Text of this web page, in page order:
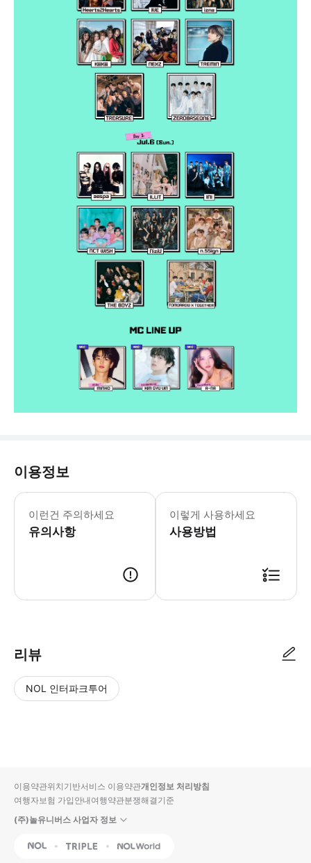
이용정보
이런건 주의하세요
유의사항
📢 예약 확정 후 취소 및 환불이 불가
이렇게 사용하세요
사용방법
리뷰
NOL 인터파크투어
입니
다.
순
상
이용약관위치기반서비스 이용약관개인정보 처리방침
여행자보험 가입안내여행약관분쟁해결기준
(주)놀유니버스 사업자 정보
NOL Triple Interpark Global